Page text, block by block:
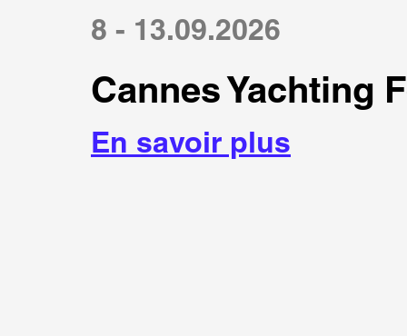
8 - 13.09.2026
Cannes Yachting
En savoir plus